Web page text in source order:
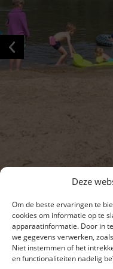
Deze
Om de beste ervaringen te
cookies om informatie op te
apparaatinformatie. Door in
we gegevens verwerken,
Niet instemmen of het
en functionaliteiten nadelig